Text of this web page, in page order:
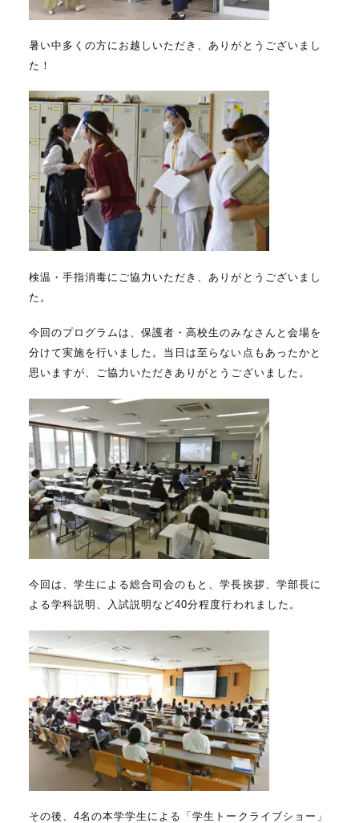
暑い中多くの方にお越しいただき、ありがとうございまし
た！
検温・手指消毒にご協力いただき、ありがとうございまし
た。
今回のプログラムは、保護者・高校生のみなさんと会場を
分けて実施を行いました。当日は至らない点もあったかと
思いますが、ご協力いただきありがとうございました。
今回は、学生による総合司会のもと、学長挨拶、学部長に
よる学科説明、入試説明など40分程度行われました。
その後、4名の本学学生による「学生トークライブショー」